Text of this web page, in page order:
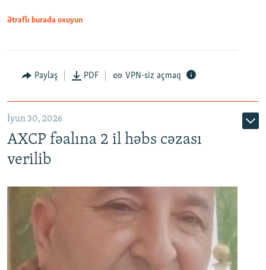
Ətraflı burada oxuyun
Paylaş PDF VPN-siz açmaq
İyun 30, 2026
AXCP fəalına 2 il həbs cəzası
verilib